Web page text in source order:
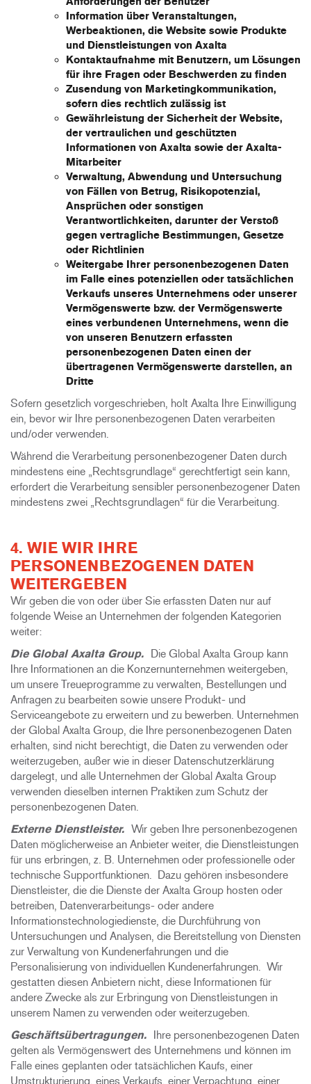
Information über Veranstaltungen,
Werbeaktionen, die Website sowie Produkte
und Dienstleistungen von Axalta
Kontaktaufnahme mit Benutzern, um Lösungen
für ihre Fragen oder Beschwerden zu finden
Zusendung von Marketingkommunikation,
sofern dies rechtlich zulässig ist
Gewährleistung der Sicherheit der Website,
der vertraulichen und geschützten
Informationen von Axalta sowie der Axalta-
Mitarbeiter
Verwaltung, Abwendung und Untersuchung
von Fällen von Betrug, Risikopotenzial,
Ansprüchen oder sonstigen
Verantwortlichkeiten, darunter der Verstoß
gegen vertragliche Bestimmungen, Gesetze
oder Richtlinien
Weitergabe Ihrer personenbezogenen Daten
im Falle eines potenziellen oder tatsächlichen
Verkaufs unseres Unternehmens oder unserer
Vermögenswerte bzw. der Vermögenswerte
eines verbundenen Unternehmens, wenn die
von unseren Benutzern erfassten
personenbezogenen Daten einen der
übertragenen Vermögenswerte darstellen, an
Dritte
Sofern gesetzlich vorgeschrieben, holt Axalta Ihre Einwilligung
ein, bevor wir Ihre personenbezogenen Daten verarbeiten
und/oder verwenden.
Während die Verarbeitung personenbezogener Daten durch
mindestens eine „Rechtsgrundlage“ gerechtfertigt sein kann,
erfordert die Verarbeitung sensibler personenbezogener Daten
mindestens zwei „Rechtsgrundlagen“ für die Verarbeitung.
4. WIE WIR IHRE
PERSONENBEZOGENEN DATEN
WEITERGEBEN
Wir geben die von oder über Sie erfassten Daten nur auf
folgende Weise an Unternehmen der folgenden Kategorien
weiter:
Die Global Axalta Group. Die Global Axalta Group kann
Ihre Informationen an die Konzernunternehmen weitergeben,
um unsere Treueprogramme zu verwalten, Bestellungen und
Anfragen zu bearbeiten sowie unsere Produkt- und
Serviceangebote zu erweitern und zu bewerben. Unternehmen
der Global Axalta Group, die Ihre personenbezogenen Daten
erhalten, sind nicht berechtigt, die Daten zu verwenden oder
weiterzugeben, außer wie in dieser Datenschutzerklärung
dargelegt, und alle Unternehmen der Global Axalta Group
verwenden dieselben internen Praktiken zum Schutz der
personenbezogenen Daten.
Externe Dienstleister. Wir geben Ihre personenbezogenen
Daten möglicherweise an Anbieter weiter, die Dienstleistungen
für uns erbringen, z. B. Unternehmen oder professionelle oder
technische Supportfunktionen. Dazu gehören insbesondere
Dienstleister, die die Dienste der Axalta Group hosten oder
betreiben, Datenverarbeitungs- oder andere
Informationstechnologiedienste, die Durchführung von
Untersuchungen und Analysen, die Bereitstellung von Diensten
zur Verwaltung von Kundenerfahrungen und die
Personalisierung von individuellen Kundenerfahrungen. Wir
gestatten diesen Anbietern nicht, diese Informationen für
andere Zwecke als zur Erbringung von Dienstleistungen in
unserem Namen zu verwenden oder weiterzugeben.
Geschäftsübertragungen. Ihre personenbezogenen Daten
gelten als Vermögenswert des Unternehmens und können im
Falle eines geplanten oder tatsächlichen Kaufs, einer
Umstrukturierung, eines Verkaufs, einer Verpachtung, einer